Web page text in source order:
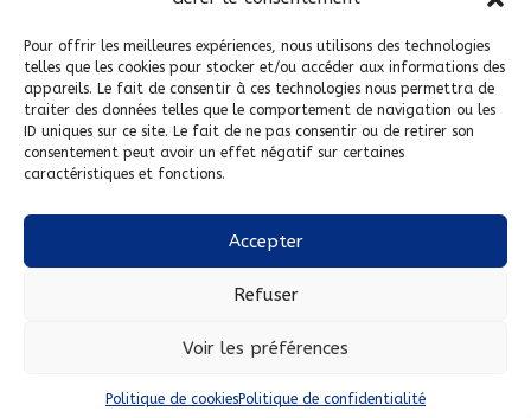
Pour offrir les meilleures expériences, nous utilisons des technologies
telles que les cookies pour stocker et/ou accéder aux informations des
appareils. Le fait de consentir à ces technologies nous permettra de
traiter des données telles que le comportement de navigation ou les
ID uniques sur ce site. Le fait de ne pas consentir ou de retirer son
consentement peut avoir un effet négatif sur certaines
caractéristiques et fonctions.
Accepter
Refuser
Voir les préférences
Politique de cookiesPolitique de confidentialité
Trouvez-nous près de chez vous !
Mentions légales
Conditions générales de vente
Politique de confidentialité